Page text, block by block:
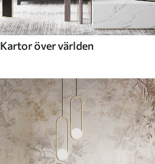
Kartor över världen